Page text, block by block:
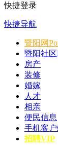
快捷登录
快捷导航
暨阳网
暨阳社区
房产
装修
婚嫁
人才
相亲
便民信息
手机客
招聘VIP